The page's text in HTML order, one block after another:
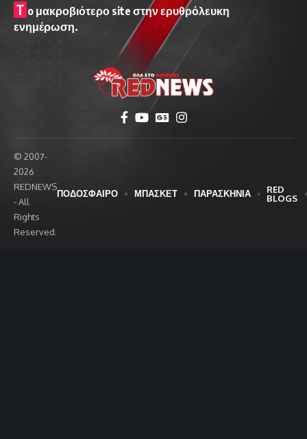
T o μακροβιότερο site στην ερυθρόλευκη
ενημέρωση.
© 2007-
2026
REDNEWS
- All
Rights
Reserved.
ΠΟΔΟΣΦΑΙΡΟ ΜΠΑΣΚΕΤ ΠΑΡΑΣΚΗΝΙΑ
RED
BLOGS